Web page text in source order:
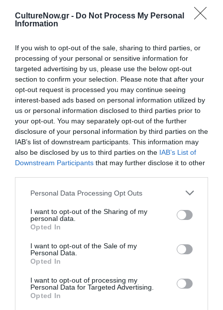
CultureNow.gr - Do Not Process My Personal
Information
If you wish to opt-out of the sale, sharing to third parties, or
processing of your personal or sensitive information for
targeted advertising by us, please use the below opt-out
section to confirm your selection. Please note that after your
opt-out request is processed you may continue seeing
interest-based ads based on personal information utilized by
us or personal information disclosed to third parties prior to
your opt-out. You may separately opt-out of the further
disclosure of your personal information by third parties on the
IAB’s list of downstream participants. This information may
also be disclosed by us to third parties on the IAB’s List of
Downstream Participants that may further disclose it to other
Personal Data Processing Opt Outs
I want to opt-out of the Sharing of my
personal data.
Opted In
I want to opt-out of the Sale of my
Personal Data.
Opted In
I want to opt-out of processing my
Personal Data for Targeted Advertising.
Opted In
ΣΙΝΕΜΑ / ΝΕΑ
Μουσικής
Αθηνών σε μια
ταινία μικρού
μήκους
ΘΕΑΤΡΟ - ΧΟΡΟΣ / ΝΕΑ
Κάθε Τρίτη με
τον Μόρι, των
Jeffrey Hatcher &
Θέατρο
Αριστοτέλειον
ΘΕΑΤΡΟ - ΧΟΡΟΣ / ΝΕΑ
To δείπνο
μυστηρίου
«Hotel» από την
ομάδα Βρες τον
Δολοφόνο
έρχεται στο El
Convento del